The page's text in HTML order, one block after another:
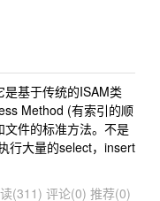
基于传统的ISAM类
Method (有索引的顺
件的标准方法。不是
行大量的select，insert
(311) 评论(0) 推荐(0)